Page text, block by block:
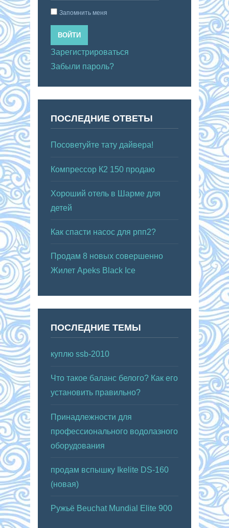
Запомнить меня
ВОЙТИ
Зарегистрироваться
Забыли пароль?
ПОСЛЕДНИЕ ОТВЕТЫ
Посоветуйте тату дайвера!
Компрессор К2 150 продаю
Хороший отель в Шарме для
детей
Как спасти насос для рпп2?
Продам 8 новых совершенно
Жилет Apeks Black Ice
ПОСЛЕДНИЕ ТЕМЫ
куплю ssb-2010
Что такое баланс белого? Как его
установить правильно?
Принадлежности для
профессионального водолазного
оборудования
продам вспышку Ikelite DS-160
(новая)
Ружьё Beuchat Mundial Elite 900